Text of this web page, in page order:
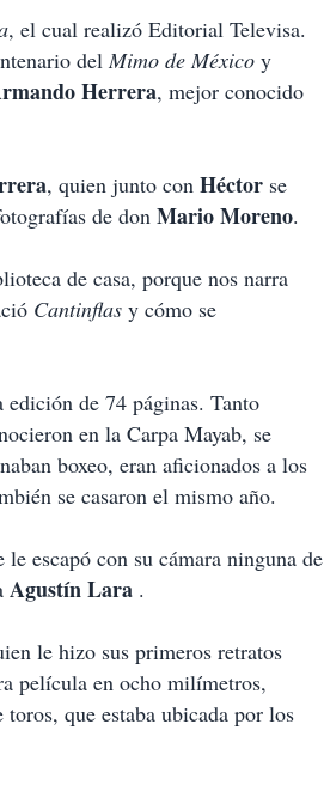
, el cual realizó Editorial Televisa.
delMimo de México y
Herrera, mejor conocido
, quien junto con Héctor se
de don Mario Moreno.
de casa, porque nos narra
Cantinflas y cómo se
de 74 páginas. Tanto
en la Carpa Mayab, se
boxeo, eran aficionados a los
se casaron el mismo año.
le escapó con su cámara ninguna de
Agustín Lara .
le hizo sus primeros retratos
película en ocho milímetros,
que estaba ubicada por los